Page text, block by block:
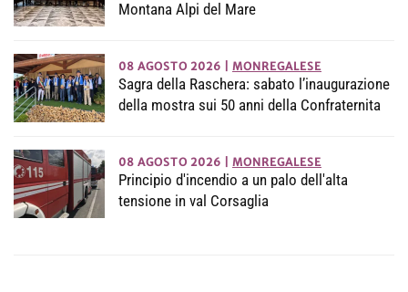
Montana Alpi del Mare
08 AGOSTO 2026 MONREGALESE
Sagra della Raschera: sabato l’inaugurazione
della mostra sui 50 anni della Confraternita
08 AGOSTO 2026 MONREGALESE
Principio d'incendio a un palo dell'alta
tensione in val Corsaglia